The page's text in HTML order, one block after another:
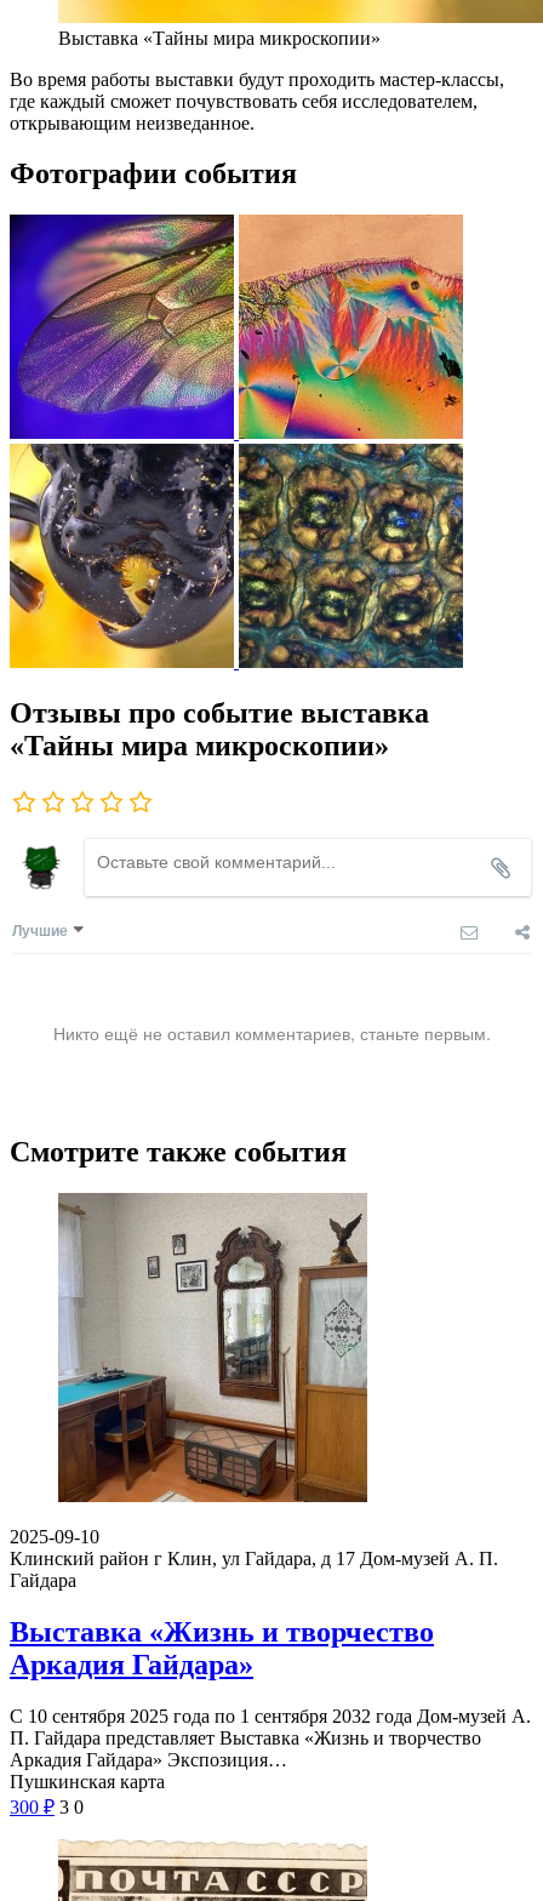
Выставка «Тайны мира микроскопии»
Во время работы выставки будут проходить мастер-классы,
где каждый сможет почувствовать себя исследователем,
открывающим неизведанное.
Фотографии события
Отзывы про событие выставка
«Тайны мира микроскопии»
Лучшие
Никто ещё не оставил комментариев, станьте первым.
Смотрите также события
2025-09-10
Клинский район г Клин, ул Гайдара, д 17 Дом-музей А. П.
Гайдара
Выставка «Жизнь и творчество
Аркадия Гайдара»
С 10 сентября 2025 года по 1 сентября 2032 года Дом-музей А.
П. Гайдара представляет Выставка «Жизнь и творчество
Аркадия Гайдара» Экспозиция…
Пушкинская карта
300 ₽ 3 0